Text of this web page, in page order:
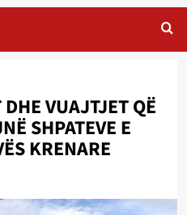
VUAJTJET QË
SHPATEVE E
KRENARE